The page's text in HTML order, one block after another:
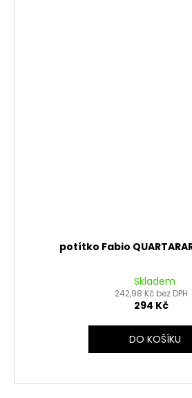
potítko Fabio
Skladem
242,98 Kč bez DPH
294 Kč
DO KOŠÍKU